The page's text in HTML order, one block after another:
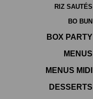
RIZ SAUTÉS
BO BUN
BOX PARTY
MENUS
MENUS MIDI
DESSERTS